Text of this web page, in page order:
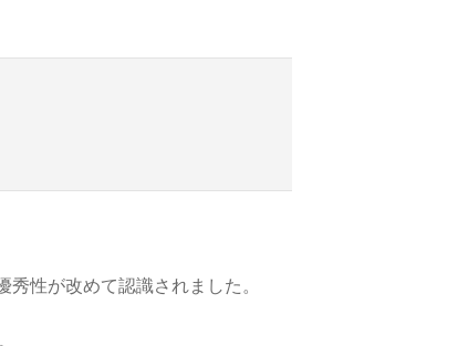
性が改めて認識されました。